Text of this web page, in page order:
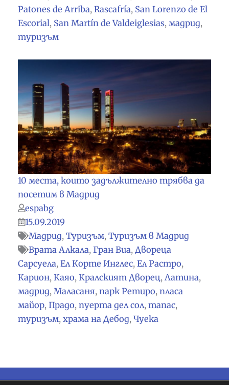
Patones de Arriba, Rascafría, San Lorenzo de El
Escorial, San Martín de Valdeiglesias, мадрид,
туризъм
10 места, които задължително трябва да
посетим в Мадрид
espabg
15.09.2019
Мадрид, Туризъм, Туризъм в Мадрид
Врата Алкала, Гран Виа, Двореца
Сарсуела, Ел Корте Инглес, Ел Растро,
Карион, Каяо, Кралският Дворец, Латина,
мадрид, Маласаня, парк Ретиро, пласа
майор, Прадо, пуерта дел сол, тапас,
туризъм, храма на Дебод, Чуека